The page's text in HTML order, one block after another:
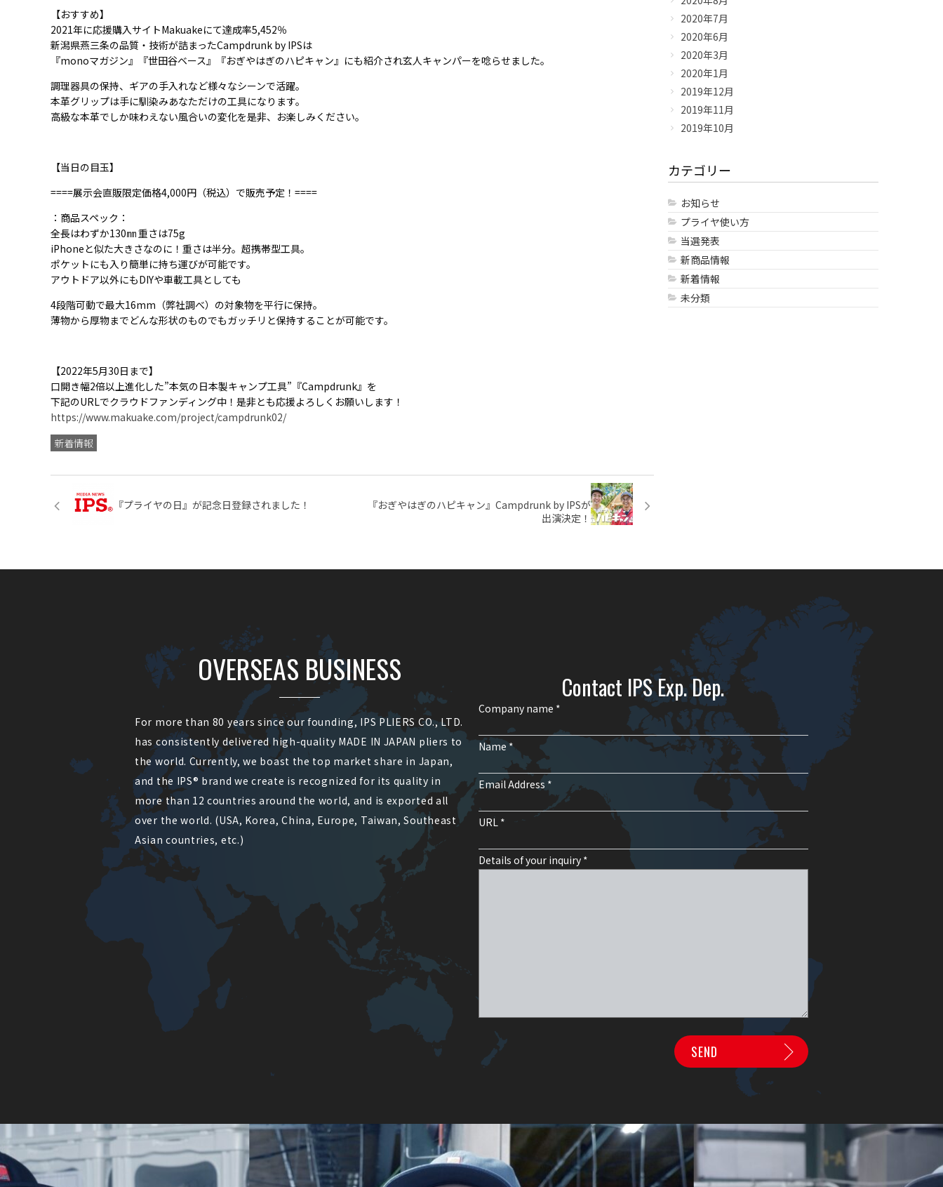
【おすすめ】
2021年に応援購入サイトMakuakeにて達成率5,452％
新潟県燕三条の品質・技術が詰まったCampdrunk by IPSは
『monoマガジン』『世田谷ベース』『おぎやはぎのハピキャン』にも紹介され玄人キャンパーを唸らせました。
調理器具の保持、ギアの手入れなど様々なシーンで活躍。
本革グリップは手に馴染みあなただけの工具になります。
高級な本革でしか味わえない風合いの変化を是非、お楽しみください。
【当日の目玉】
====展示会直販限定価格4,000円（税込）で販売予定！====
：商品スペック：
全長はわずか130㎜ 重さは75g
iPhoneと似た大きさなのに！重さは半分。超携帯型工具。
ポケットにも入り簡単に持ち運びが可能です。
アウトドア以外にもDIYや車載工具としても
4段階可動で最大16mm（弊社調べ）の対象物を平行に保持。
薄物から厚物までどんな形状のものでもガッチリと保持することが可能です。
【2022年5月30日まで】
口開き幅2倍以上進化した”本気の日本製キャンプ工具”『Campdrunk』を
下記のURLでクラウドファンディング中！是非とも応援よろしくお願いします！
https://www.makuake.com/project/campdrunk02/
新着情報
『プライヤの日』が記念日登録されました！
『おぎやはぎのハピキャン』Campdrunk by IPSが
出演決定！
2020年7月
2020年6月
2020年3月
2020年1月
2019年12月
2019年11月
2019年10月
カテゴリー
お知らせ
プライヤ使い方
当選発表
新商品情報
新着情報
未分類
OVERSEAS BUSINESS
For more than 80 years since our founding, IPS PLIERS CO., LTD.
has consistently delivered high-quality MADE IN JAPAN pliers to
the world. Currently, we boast the top market share in Japan,
and the IPS® brand we create is recognized for its quality in
more than 12 countries around the world, and is exported all
over the world. (USA, Korea, China, Europe, Taiwan, Southeast
Asian countries, etc.)
Contact IPS Exp. Dep.
Company name *
Name *
Email Address *
URL *
Details of your inquiry *